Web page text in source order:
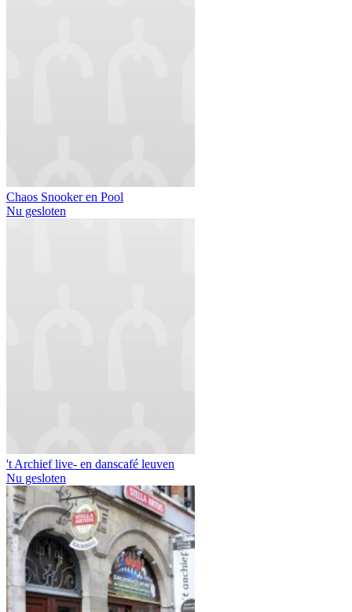
Chaos Snooker en Pool
Nu gesloten
't Archief live- en danscafé leuven
Nu gesloten